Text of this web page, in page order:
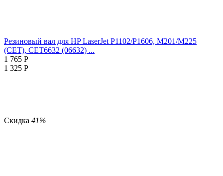
Резиновый вал для HP LaserJet P1102/P1606, M201/M225
(CET), CET6632 (06632) ...
1 765 Р
1 325 Р
Скидка 41%